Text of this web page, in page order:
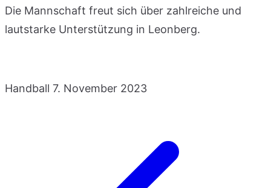
Die Mannschaft freut sich über zahlreiche und
lautstarke Unterstützung in Leonberg.
Handball 7. November 2023